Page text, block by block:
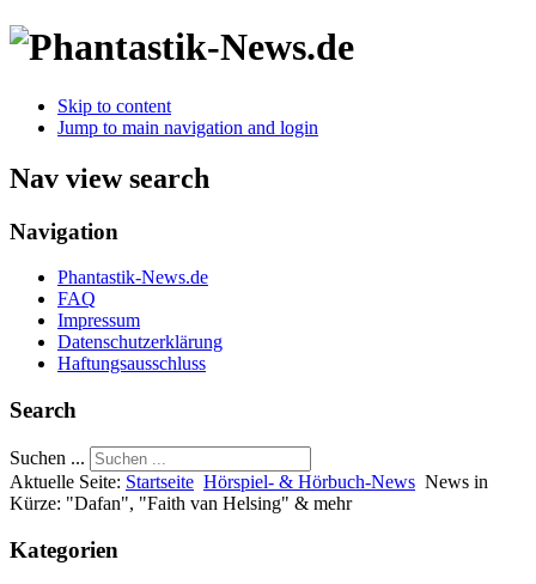
Skip to content
Jump to main navigation and login
Nav view search
Navigation
Phantastik-News.de
FAQ
Impressum
Datenschutzerklärung
Haftungsausschluss
Search
Suchen ...
Aktuelle Seite: Startseite Hörspiel- & Hörbuch-News News in
Kürze: "Dafan", "Faith van Helsing" & mehr
Kategorien